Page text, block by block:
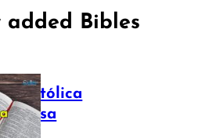
added Bibles
Católica